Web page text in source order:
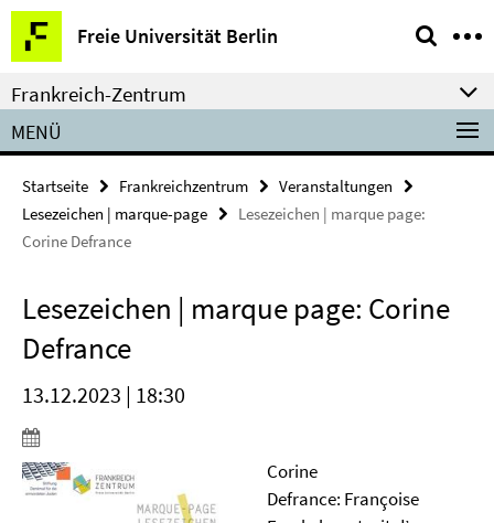
Springe
direkt
zu
Inhalt
Freie Universität Berlin
Service-
Navigation
Frankreich-Zentrum
MENÜ
Startseite Frankreichzentrum
Veranstaltungen
Lesezeichen | marque-page
Lesezeichen | marque page:
Corine Defrance
Lesezeichen | marque page: Corine
Defrance
13.12.2023 | 18:30
Corine
Defrance: Françoise